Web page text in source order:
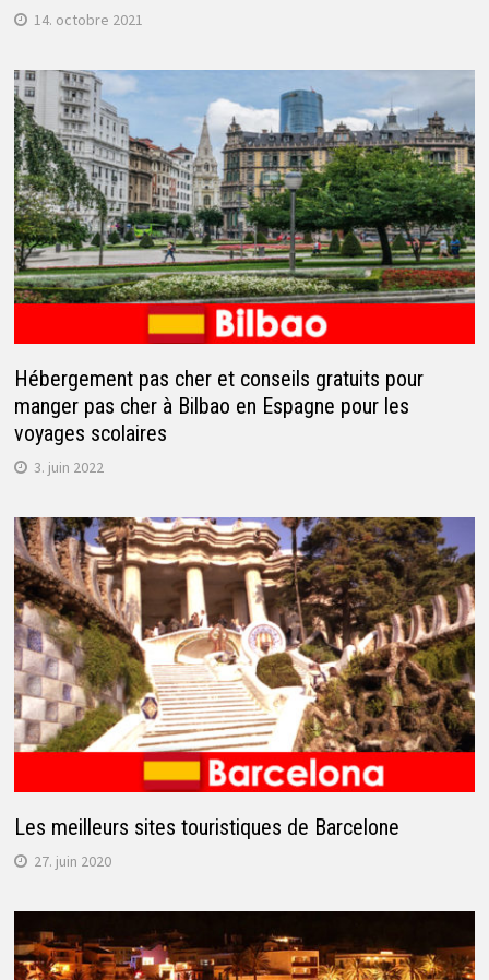
14. octobre 2021
Hébergement pas cher et conseils gratuits pour
manger pas cher à Bilbao en Espagne pour les
voyages scolaires
3. juin 2022
Les meilleurs sites touristiques de Barcelone
27. juin 2020